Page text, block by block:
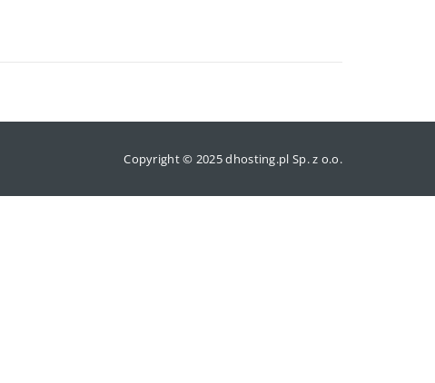
Copyright © 2025 dhosting.pl Sp. z o.o.